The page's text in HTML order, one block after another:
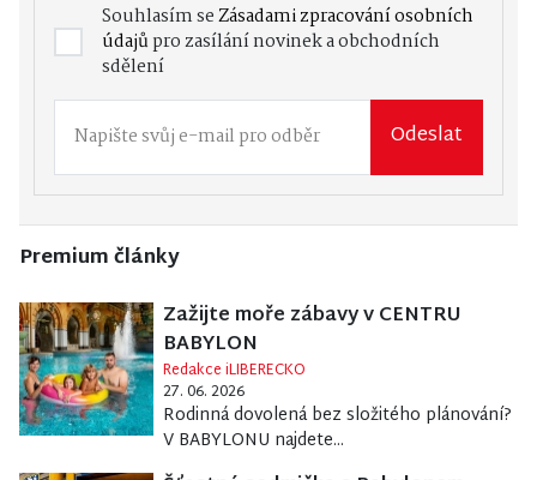
Souhlasím seZásadami zpracování osobních
údajůpro zasílání novinek a obchodních
sdělení
Odeslat
Premium články
Zažijte moře zábavy v CENTRU
BABYLON
Redakce iLIBERECKO
27. 06. 2026
Rodinná dovolená bez složitého plánování?
V BABYLONU najdete...